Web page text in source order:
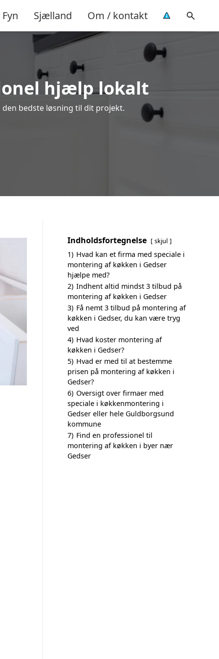
Fyn Sjælland Om / kontakt
hjælp lokalt
bedste løsning til dit projekt.
Indholdsfortegnelse skjul
1) Hvad kan et firma med speciale i
montering af køkken i Gedser
hjælpe med?
2) Indhent altid mindst 3 tilbud på
montering af køkken i Gedser
3) Få nemt 3 tilbud på montering af
køkken i Gedser, du kan være tryg
ved
4) Hvad koster montering af
køkken i Gedser?
5) Hvad er med til at bestemme
prisen på montering af køkken i
Gedser?
6) Oversigt over firmaer med
speciale i køkkenmontering i
Gedser eller hele Guldborgsund
kommune
7) Find en professionel til
montering af køkken i byer nær
Gedser